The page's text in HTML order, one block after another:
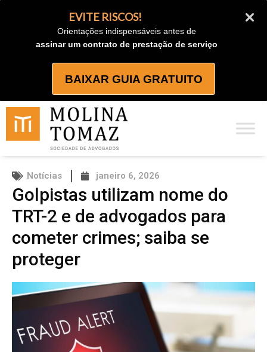
EVITE RISCOS!
Orientações indispensáveis antes de
assinar um contrato de prestação de serviço
BAIXAR GUIA GRATUITO
Notícias janeiro 6, 2026
Golpistas utilizam nome do
TRT-2 e de advogados para
cometer crimes; saiba se
proteger